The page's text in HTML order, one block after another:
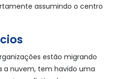
assumindo o centro
estão migrando
a nuvem, tem havido uma